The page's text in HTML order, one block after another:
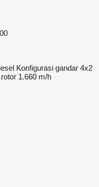
Konfigurasi gandar 4x2
1.660 m/h